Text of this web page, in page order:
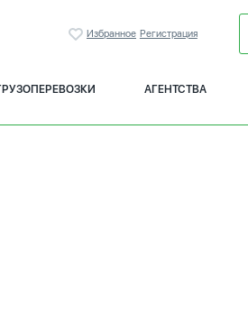
Избранное Регистрация
АГЕНТСТВА